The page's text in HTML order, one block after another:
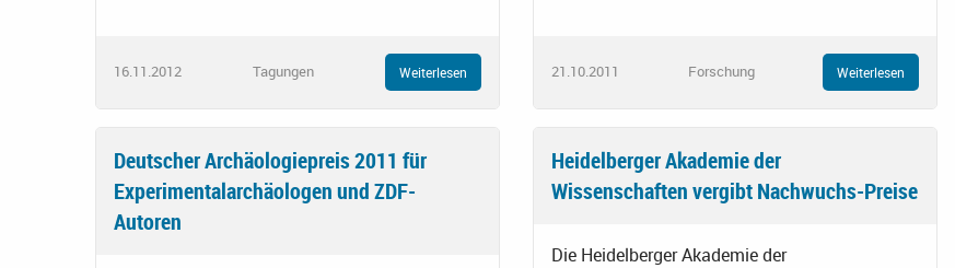
16.11.2012 Tagungen Weiterlesen 21.10.2011 Forschung Weiterlesen
Deutscher Archäologiepreis 2011 für
Experimentalarchäologen und ZDF-
Autoren
Heidelberger Akademie der
Wissenschaften vergibt Nachwuchs-Preise
Die Heidelberger Akademie der